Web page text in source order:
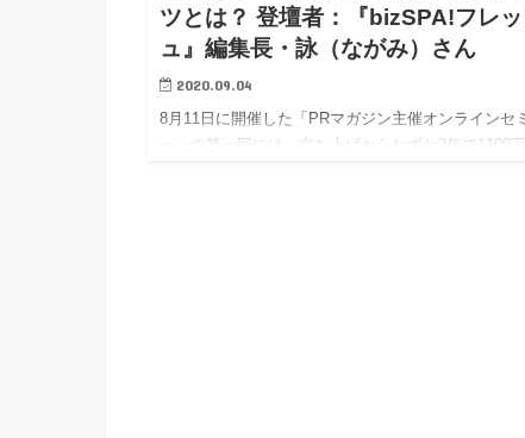
ツとは？ 登壇者：『bizSPA!フレ
ュ』編集長・詠（ながみ）さん
2020.09.04
8月11日に開催した「PRマガジン主催オンラインセ
ー」の第一回には、立ち上げからわずか2年で1100